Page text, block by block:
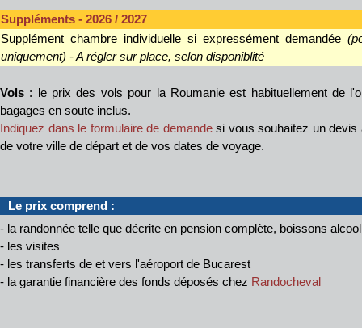
Suppléments - 2026 / 2027
Supplément chambre individuelle si expressément demandée
uniquement) - A régler sur place, selon disponiblité
Vols : le prix des vols pour la Roumanie est habituellement de
bagages en soute inclus.
Indiquez dans le formulaire de demandesi vous souhaitez un devis
de votre ville de départ et de vos dates de voyage.
Le prix comprend :
- la randonnée telle que décrite en pension complète, boissons
- les visites
- les transferts de et vers l'aéroport de Bucarest
- la garantie financière des fonds déposés chez Randocheval